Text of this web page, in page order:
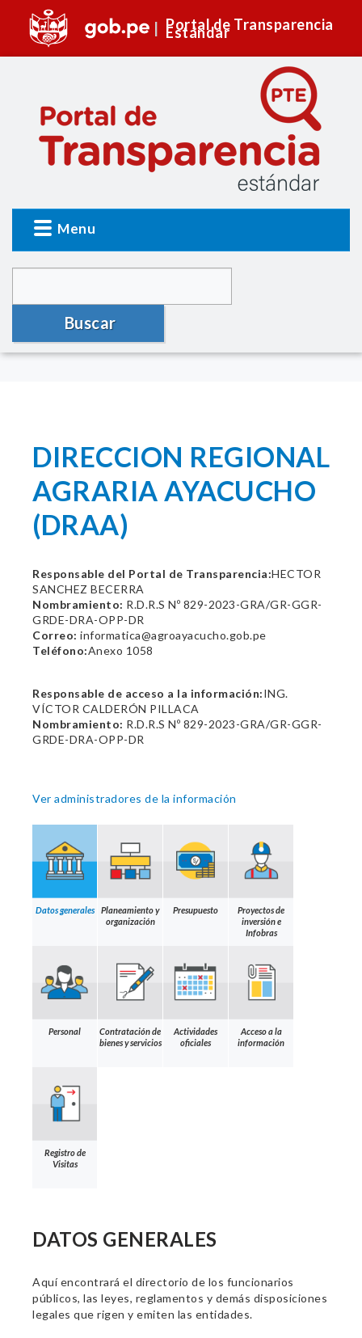
Portal de Transparencia
Estándar
Menu
Buscar
DIRECCION REGIONAL
AGRARIA AYACUCHO
(DRAA)
Responsable del Portal de Transparencia:HECTOR
SANCHEZ BECERRA
Nombramiento: R.D.R.S Nº 829-2023-GRA/GR-GGR-
GRDE-DRA-OPP-DR
Correo: informatica@agroayacucho.gob.pe
Teléfono:Anexo 1058
Responsable de acceso a la información:ING.
VÍCTOR CALDERÓN PILLACA
Nombramiento: R.D.R.S Nº 829-2023-GRA/GR-GGR-
GRDE-DRA-OPP-DR
Ver administradores de la información
Datos generales
Planeamiento y
organización
Presupuesto
Proyectos de
inversión e
Infobras
Personal
Contratación de
bienes y servicios
Actividades
oficiales
Acceso a la
información
Registro de
Visitas
DATOS GENERALES
Aquí encontrará el directorio de los funcionarios
públicos, las leyes, reglamentos y demás disposiciones
legales que rigen y emiten las entidades.